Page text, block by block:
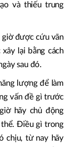
và thiếu trung
giờ được cứu vãn
lại bằng cách
sau đó.
lượng để làm
vấn đề gì trước
hãy chủ động
thể. Điều gì trong
chịu, từ nay hãy